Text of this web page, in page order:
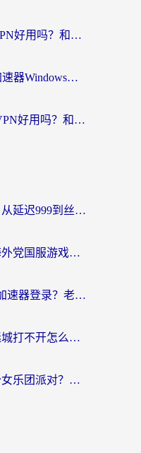
海外党必看：ChickCN VPN好用吗？和星河VPN对比哪个回国效果更好？附真实体验+避坑指南
海外党必看：免费VPN加速器Windows版怎么选？附真实测评与无缝访问国内资源指南
海外党必看：快帆TV版VPN好用吗？和hi龟龟VPN对比哪个回国效果更好？附免费加速器选择指南
欧洲怎么打炉石传说的？从延迟999到丝滑上分，我找到了靠谱加速器
加拿大怎么玩大掌门？海外党国服游戏加速避坑指南（附实用工具推荐）
新大话西游2海外用什么加速器登录？老玩家亲测有效的国服游戏加速指南
国外玩密室逃脱18移动迷城打不开怎么办？海外玩家亲测有效的解决指南
巴西怎么玩梦想协奏曲少女乐团派对？海外党必看的国服游戏加速全攻略（附波兰天涯明月刀实用技巧）